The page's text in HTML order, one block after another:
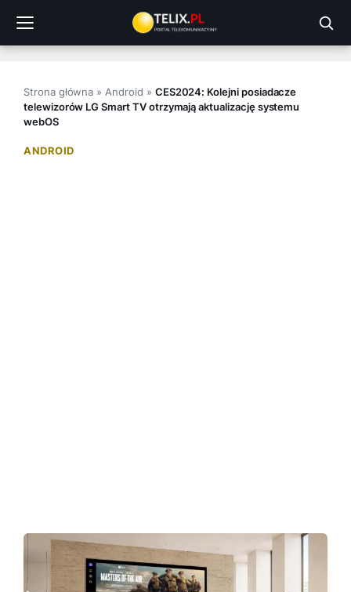
treści
Strona główna » Android » CES2024: Kolejni posiadacze
telewizorów LG Smart TV otrzymają aktualizację systemu
webOS
ANDROID